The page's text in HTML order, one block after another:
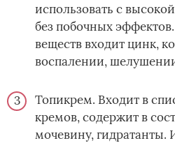
использовать с
без побочных
веществ входит цинк,
воспалении,
Топикрем. Входит в
кремов, содержит в
мочевину, гидратанты.